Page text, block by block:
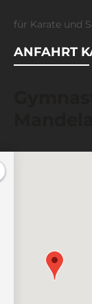
für Karate und
ANFAHRT